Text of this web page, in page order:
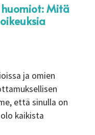
Mitä
ja omien
että sinulla on
kaikista